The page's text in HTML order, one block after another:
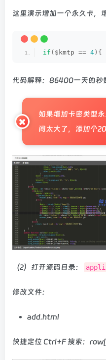
这里演示增加一个永久卡，
if ( $kmtp == 4 ){
代码解释：86400一天的
如果增加卡密类型
间太大了，添加个
（2）打开源码目录：
修改文件：
add.html
快捷定位 Ctrl+F 搜索：